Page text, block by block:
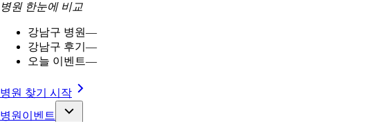
병원 한눈에 비교
강남구 병원—
강남구 후기 —
오늘 이벤트—
병원 찾기 시작
병원이벤트